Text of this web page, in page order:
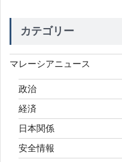
カテゴリー
マレーシアニュース
政治
経済
日本関係
安全情報